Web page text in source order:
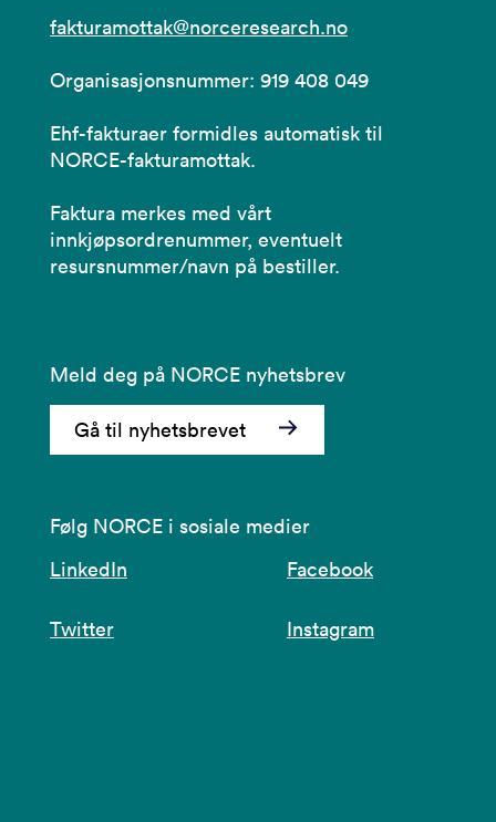
fakturamottak@norceresearch.no
Organisasjonsnummer: 919 408 049
Ehf-fakturaer formidles automatisk til
NORCE-fakturamottak.
Faktura merkes med vårt
innkjøpsordrenummer, eventuelt
resursnummer/navn på bestiller.
Meld deg på NORCE nyhetsbrev
Gå til nyhetsbrevet
Følg NORCE i sosiale medier
LinkedIn
Facebook
Twitter Instagram